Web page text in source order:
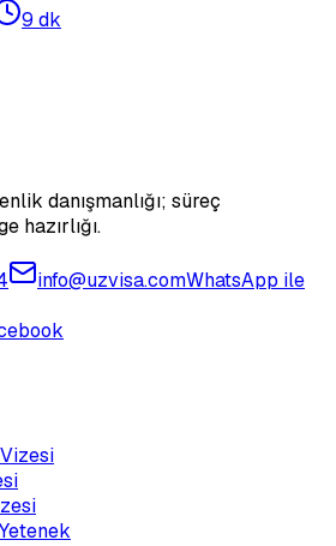
9 dk
danışmanlığı; süreç
hazırlığı.
info@uzvisa.comWhatsApp ile